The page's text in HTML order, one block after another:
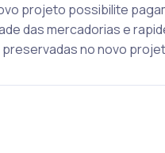
projeto possibilite
das mercadorias e
no novo